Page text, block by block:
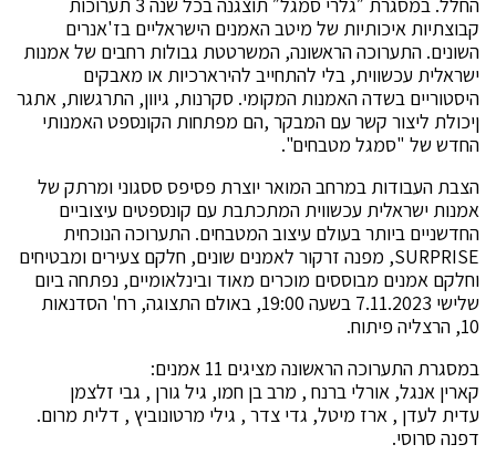
קבוצתיות איכותיות של מיטב האמנים הישראליים בז'אנרים
השונים. התערוכה הראשונה, המשרטטת גבולות רחבים של אמנות
ישראלית עכשווית, בלי להתחייב להירארכיות או מאבקים
היסטוריים בשדה האמנות המקומי. סקרנות, גיוון, התרגשות, אתגר
ןיכולת ליצור קשר עם המבקר ,הם מפתחות הקונספט האמנותי
החדש של "סמגל מטבחים".
הצבת העבודות במרחב המואר יוצרת פסיפס ססגוני ומרתק של
אמנות ישראלית עכשווית המתכתבת עם קונספטים עיצוביים
החדשניים ביותר בעולם עיצוב המטבחים. התערוכה הנוכחית
SURPRISE, מפנה זרקור לאמנים שונים, חלקם צעירים ומבטיחים
וחלקם אמנים מבוססים מוכרים מאוד ובינלאומיים, נפתחה ביום
שלישי 7.11.2023 בשעה 19:00, באולם התצוגה, רח' הסדנאות
10, הרצליה פיתוח.
במסגרת התערוכה הראשונה מציגים 11 אמנים:
קארין אנגל, אורלי ברנח , מרב בן חמו, גיל גורן , גבי זלצמן
עדית לעדן , ארז מיטל, גדי צדר , גילי מרטונוביץ , דלית מרום.
דפנה סרוסי.